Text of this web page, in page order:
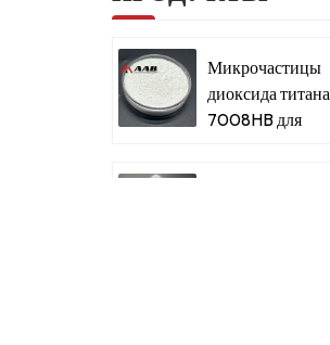
Микрочастицы
диоксида
7008HB для